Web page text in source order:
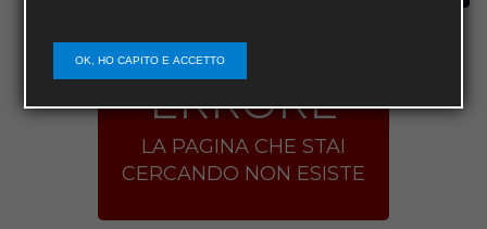
ERRORE
LA PAGINA CHE STAI
CERCANDO NON ESISTE
OK, HO CAPITO E ACCETTO